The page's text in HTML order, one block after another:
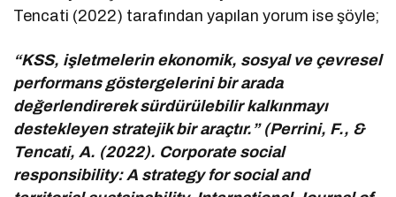
Tencati (2022) tarafından yapılan yorum ise şöyle;
“KSS, işletmelerin ekonomik, sosyal ve çevresel
performans göstergelerini bir arada
değerlendirerek sürdürülebilir kalkınmayı
destekleyen stratejik bir araçtır.” (Perrini, F., &
Tencati, A. (2022). Corporate social
responsibility: A strategy for social and